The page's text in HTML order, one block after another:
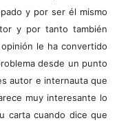
y por ser él mismo
y por tanto también
le ha convertido
desde un punto
autor e internauta que
muy interesante lo
carta cuando dice que